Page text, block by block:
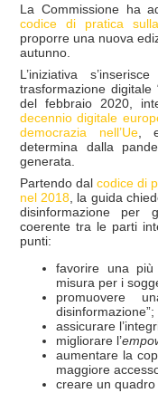
La Commissione ha
codice di pratica
proporre una nuova
autunno.
L’iniziativa
trasformazione digitale
del febbraio 2020,
decennio digitale
democrazia nell’Ue, e
determina dalla
generata.
Partendo dal codice di
nel 2018 , la guida
disinformazione per
coerente tra le parti
punti:
favorire una più
misura per i
promuovere
disinformazione”;
assicurare
migliorare l’
aumentare la
maggiore
creare un quadro